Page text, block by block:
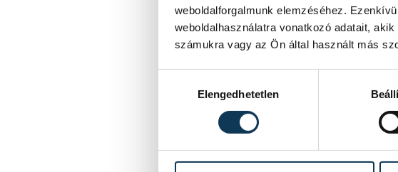
weboldalforgalmunk elemzéséhez.
weboldalhasználatra vonatkozó adatait,
számukra vagy az Ön által használt más
Elengedhetetlen